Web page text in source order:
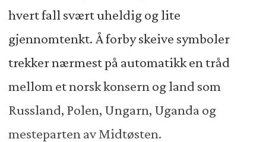
hvert fall svært uheldig og lite
gjennomtenkt. Å forby skeive symboler
trekker nærmest på automatikk en tråd
mellom et norsk konsern og land som
Russland, Polen, Ungarn, Uganda og
mesteparten av Midtøsten.